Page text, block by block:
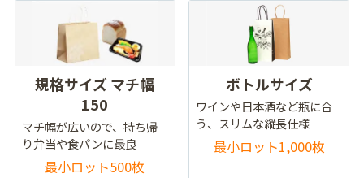
規格サイズ マチ幅
150
マチ幅が広いので、持ち帰
り弁当や食パンに最良
最小ロット500枚
ボトルサイズ
ワインや日本酒など瓶に合
う、スリムな縦長仕様
最小ロット1,000枚